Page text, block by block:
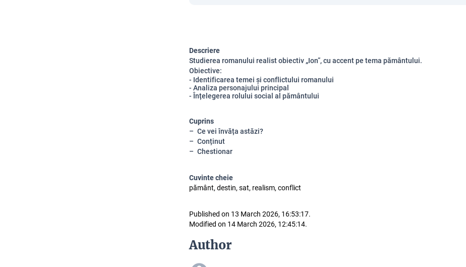
Descriere
Studierea romanului realist obiectiv „Ion”, cu accent pe tema pământului.
Obiective:
- Identificarea temei și conflictului romanului
- Analiza personajului principal
- Înțelegerea rolului social al pământului
Cuprins
Ce vei învăța astăzi?
Conținut
Chestionar
Cuvinte cheie
pământ, destin, sat, realism, conflict
Published on 13 March 2026, 16:53:17.
Modified on 14 March 2026, 12:45:14.
Author